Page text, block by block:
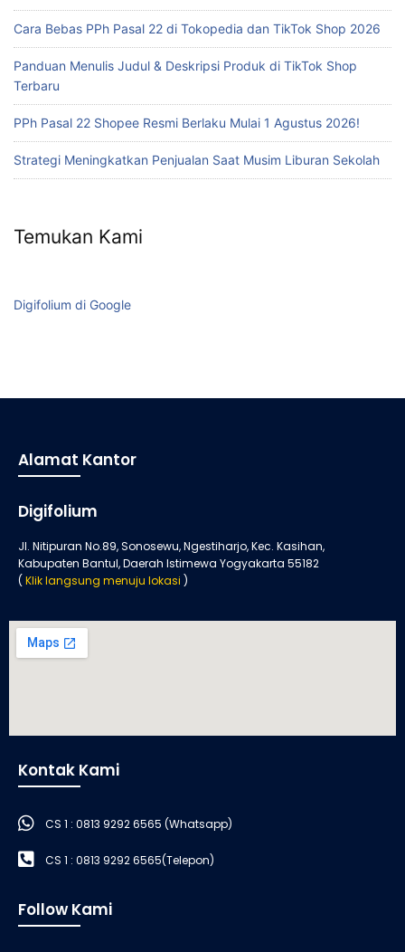
Cara Bebas PPh Pasal 22 di Tokopedia dan TikTok Shop 2026
Panduan Menulis Judul & Deskripsi Produk di TikTok Shop
Terbaru
PPh Pasal 22 Shopee Resmi Berlaku Mulai 1 Agustus 2026!
Strategi Meningkatkan Penjualan Saat Musim Liburan Sekolah
Temukan Kami
Digifolium di Google
Alamat Kantor
Digifolium
Jl. Nitipuran No.89, Sonosewu, Ngestiharjo, Kec. Kasihan,
Kabupaten Bantul, Daerah Istimewa Yogyakarta 55182
( Klik langsung menuju lokasi )
Kontak Kami
CS 1 : 0813 9292 6565 (Whatsapp)
CS 1 : 0813 9292 6565(Telepon)
Follow Kami